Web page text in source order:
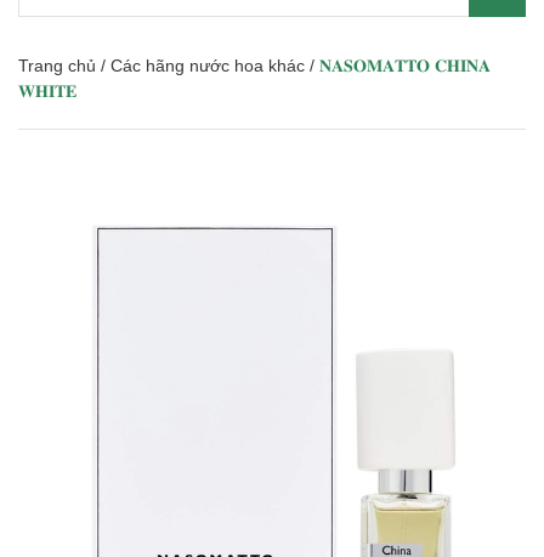
Trang chủ / Các hãng nước hoa khác / 𝐍𝐀𝐒𝐎𝐌𝐀𝐓𝐓𝐎 𝐂𝐇𝐈𝐍𝐀
𝐖𝐇𝐈𝐓𝐄